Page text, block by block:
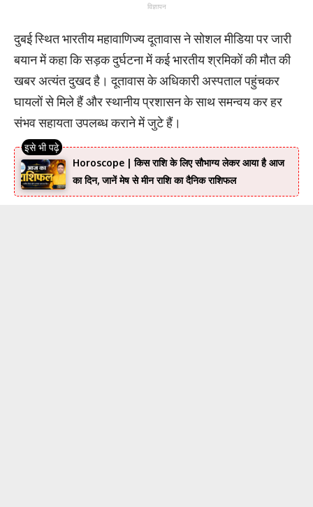
विज्ञापन
दुबई स्थित भारतीय महावाणिज्य दूतावास ने सोशल मीडिया पर जारी
बयान में कहा कि सड़क दुर्घटना में कई भारतीय श्रमिकों की मौत की
खबर अत्यंत दुखद है। दूतावास के अधिकारी अस्पताल पहुंचकर
घायलों से मिले हैं और स्थानीय प्रशासन के साथ समन्वय कर हर
संभव सहायता उपलब्ध कराने में जुटे हैं।
Horoscope | किस राशि के लिए सौभाग्य लेकर आया है आज
का दिन, जानें मेष से मीन राशि का दैनिक राशिफल